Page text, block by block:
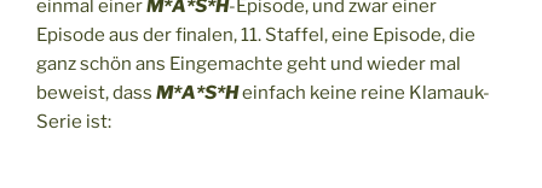
einmal einerM*A*S*H-Episode, und zwar einer
Episode aus der finalen, 11. Staffel, eine Episode, die
ganz schön ans Eingemachte geht und wieder mal
beweist, dass M*A*S*Heinfach keine reine Klamauk-
Serie ist: